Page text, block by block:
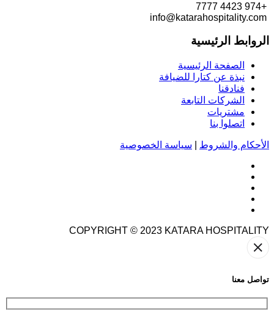
+974 4423 7777
info@katarahospitality.com
الروابط الرئيسية
الصفحة الرئيسية
نبذة عن كتارا للضيافة
فنادقنا
الشركات التابعة
مشتريات
اتصلوا بنا
الأحكام والشروط سياسة الخصوصية
COPYRIGHT © 2023 KATARA HOSPITALITY
تواصل معنا